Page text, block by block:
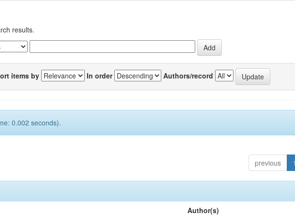
results.
items by In order Authors/record
0.002 seconds).
previous 1
Author(s)